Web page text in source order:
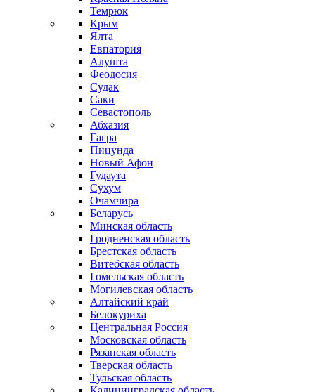
Темрюк
Крым
Ялта
Евпатория
Алушта
Феодосия
Судак
Саки
Севастополь
Абхазия
Гагра
Пицунда
Новый Афон
Гудаута
Сухум
Очамчира
Беларусь
Минская область
Гродненская область
Брестская область
Витебская область
Гомельская область
Могилевская область
Алтайский край
Белокуриха
Центральная Россия
Московская область
Рязанская область
Тверская область
Тульская область